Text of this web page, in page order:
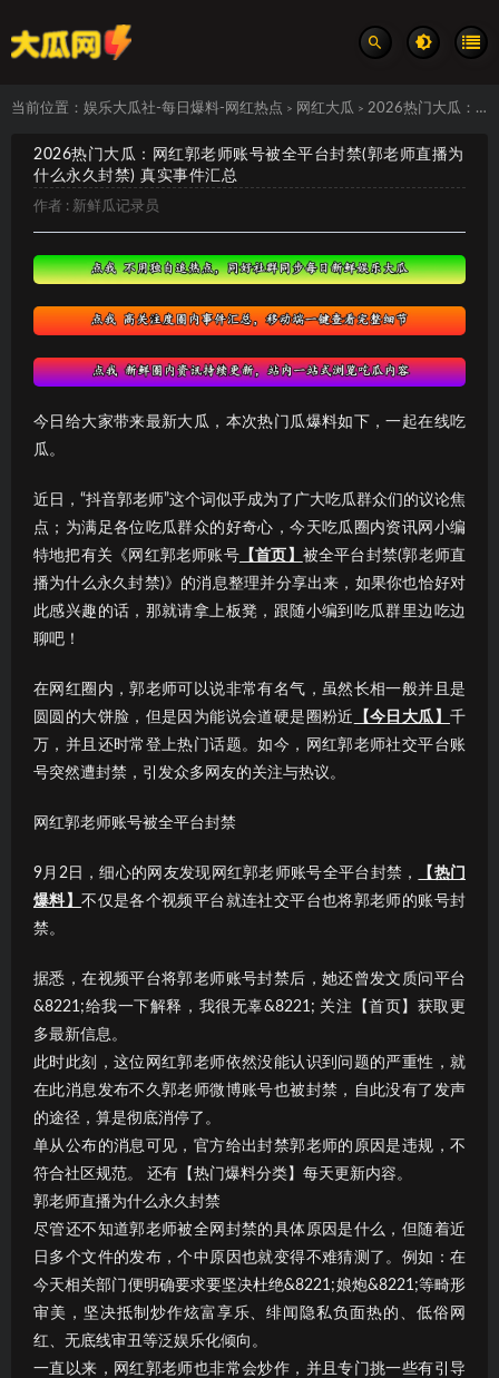
当前位置： 娱乐大瓜社-每日爆料-网红热点 > 网红大瓜 > 2026热门大瓜：网红郭老师账号被全平台封禁(郭老师直播为什么永久封禁) 真实事件汇总
2026热门大瓜：网红郭老师账号被全平台封禁(郭老师直播为
什么永久封禁) 真实事件汇总
作者 : 新鲜瓜记录员
今日给大家带来最新大瓜，本次热门瓜爆料如下，一起在线吃
瓜。
近日，“抖音郭老师”这个词似乎成为了广大吃瓜群众们的议论焦
点；为满足各位吃瓜群众的好奇心，今天吃瓜圈内资讯网小编
特地把有关《网红郭老师账号【首页】 被全平台封禁(郭老师直
播为什么永久封禁)》的消息整理并分享出来，如果你也恰好对
此感兴趣的话，那就请拿上板凳，跟随小编到吃瓜群里边吃边
聊吧！
在网红圈内，郭老师可以说非常有名气，虽然长相一般并且是
圆圆的大饼脸，但是因为能说会道硬是圈粉近
【今日大瓜】千
万，并且还时常登上热门话题。如今，网红郭老师社交平台账
号突然遭封禁，引发众多网友的关注与热议。
网红郭老师账号被全平台封禁
9月2日，细心的网友发现网红郭老师账号全平台封禁，
【热门
爆料】不仅是各个视频平台就连社交平台也将郭老师的账号封
禁。
据悉，在视频平台将郭老师账号封禁后，她还曾发文质问平台
&8221;给我一下解释，我很无辜&8221; 关注【首页】获取更
多最新信息。
此时此刻，这位网红郭老师依然没能认识到问题的严重性，就
在此消息发布不久郭老师微博账号也被封禁，自此没有了发声
的途径，算是彻底消停了。
单从公布的消息可见，官方给出封禁郭老师的原因是违规，不
符合社区规范。 还有【热门爆料分类】每天更新内容。
郭老师直播为什么永久封禁
尽管还不知道郭老师被全网封禁的具体原因是什么，但随着近
日多个文件的发布，个中原因也就变得不难猜测了。例如：在
今天相关部门便明确要求要坚决杜绝&8221;娘炮&8221;等畸形
审美，坚决抵制炒作炫富享乐、绯闻隐私负面热的、低俗网
红、无底线审丑等泛娱乐化倾向。
一直以来，网红郭老师也非常会炒作，并且专门挑一些有引导